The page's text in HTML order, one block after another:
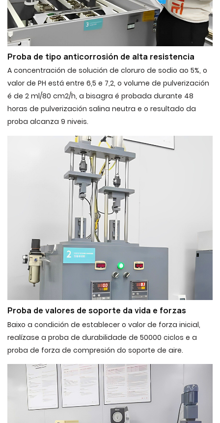
Proba de tipo anticorrosión de alta resistencia
A concentración de solución de cloruro de sodio ao 5%, o
valor de PH está entre 6,5 e 7,2, o volume de pulverización
é de 2 ml/80 cm2/h, a bisagra é probada durante 48
horas de pulverización salina neutra e o resultado da
proba alcanza 9 niveis.
Proba de valores de soporte da vida e forzas
Baixo a condición de establecer o valor de forza inicial,
realízase a proba de durabilidade de 50000 ciclos e a
proba de forza de compresión do soporte de aire.